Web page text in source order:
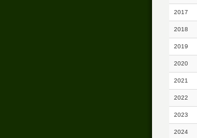
2017
2018
2019
2020
2021
2022
2023
2024